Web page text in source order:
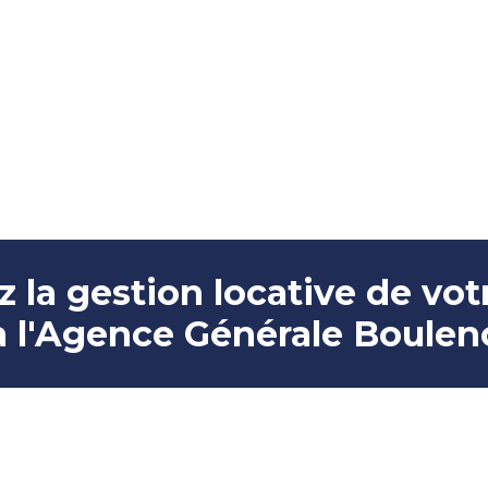
la gestion locative de
l'Agence Générale